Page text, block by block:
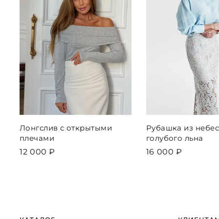
Лонгслив с открытыми
плечами
12 000 ₽
Рубашка из
голубого льна
16 000 ₽